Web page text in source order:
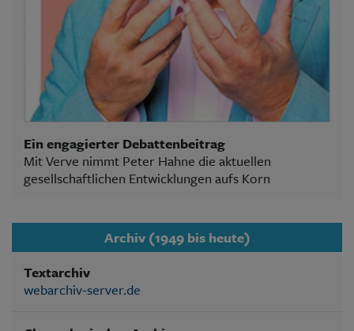
Ein engagierter Debattenbeitrag
Mit Verve nimmt Peter Hahne die aktuellen
gesellschaftlichen Entwicklungen aufs Korn
Archiv (1949 bis heute)
Textarchiv
webarchiv-server.de